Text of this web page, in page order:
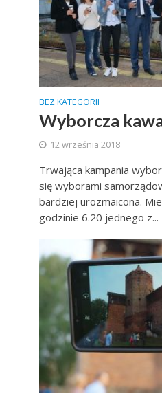
BEZ KATEGORII
Wyborcza
12 września 2018
Trwająca kampania
się wyborami
bardziej urozmaicona.
godzinie 6.20 jednego z...